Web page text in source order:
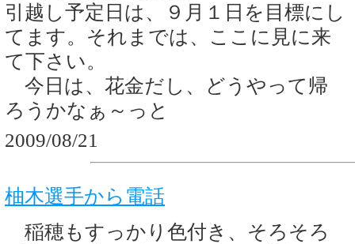
引越し予定日は、９月１日を目標にし
てます。それまでは、ここに見に来
て下さい。
今日は、花金だし、どうやって帰
ろうかなぁ～っと
2009/08/21
柚木選手から電話
稲穂もすっかり色付き、そろそろ